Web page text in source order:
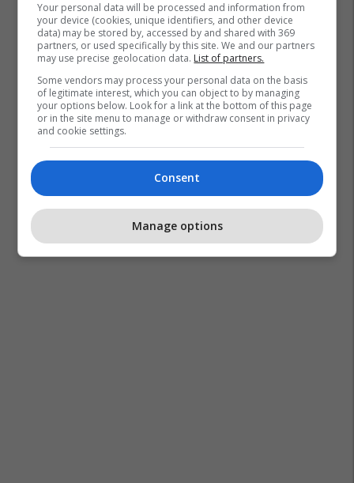
Your personal data will be processed and information from
your device (cookies, unique identifiers, and other device
data) may be stored by, accessed by and shared with 369
partners, or used specifically by this site. We and our partners
may use precise geolocation data. List of partners.
Some vendors may process your personal data on the basis
of legitimate interest, which you can object to by managing
your options below. Look for a link at the bottom of this page
or in the site menu to manage or withdraw consent in privacy
and cookie settings.
Consent
Manage options